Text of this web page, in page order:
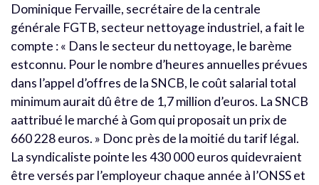
Dominique Fervaille, secrétaire de la centrale
générale FGTB, secteur nettoyage industriel, a fait le
compte : « Dans le secteur du nettoyage, le barème
estconnu. Pour le nombre d’heures annuelles prévues
dans l’appel d’offres de la SNCB, le coût salarial total
minimum aurait dû être de 1,7 million d’euros. La SNCB
aattribué le marché à Gom qui proposait un prix de
660 228 euros. » Donc près de la moitié du tarif légal.
La syndicaliste pointe les 430 000 euros quidevraient
être versés par l’employeur chaque année à l’ONSS et